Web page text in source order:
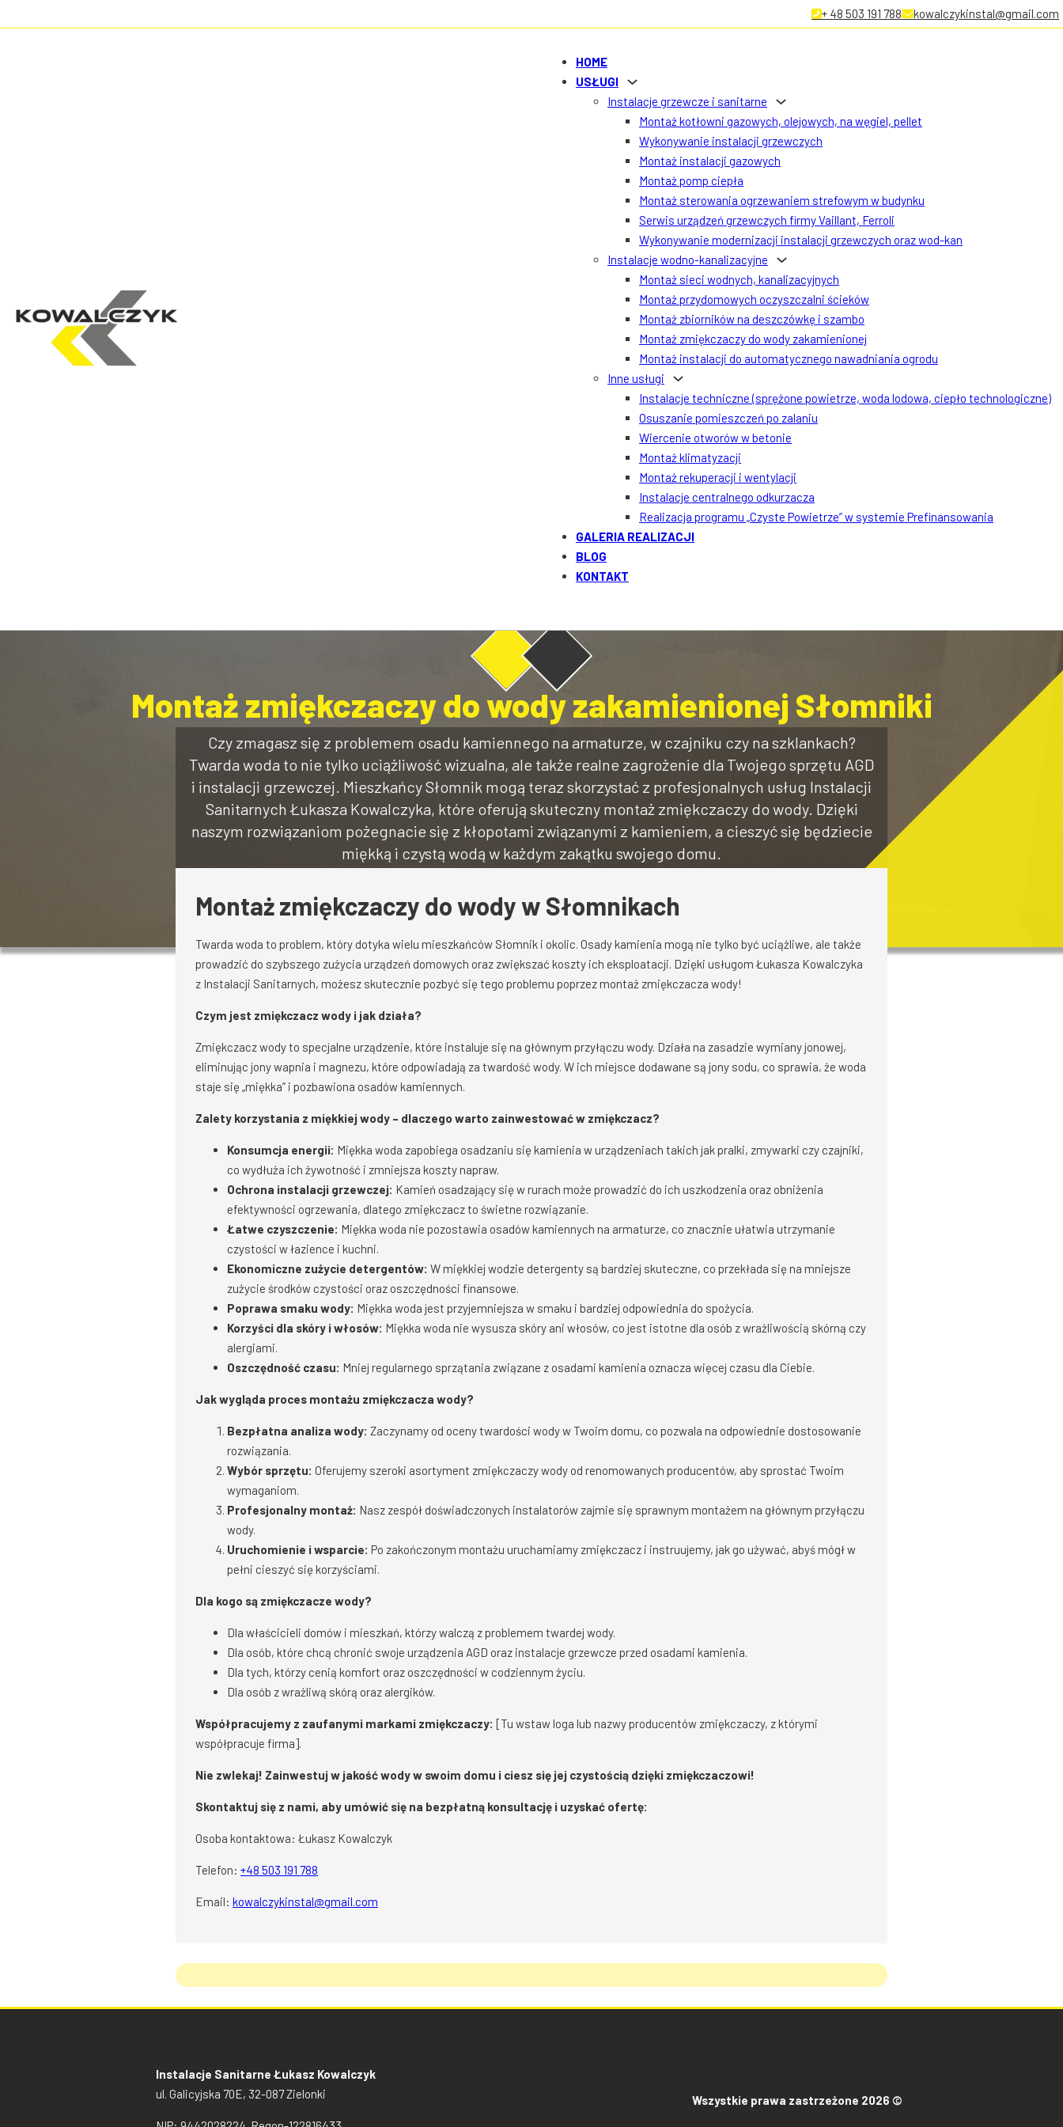
+ 48 503 191 788 kowalczykinstal@gmail.com
HOME
USŁUGI
Instalacje grzewcze i sanitarne
Montaż kotłowni gazowych, olejowych, na węgiel, pellet
Wykonywanie instalacji grzewczych
Montaż instalacji gazowych
Montaż pomp ciepła
Montaż sterowania ogrzewaniem strefowym w budynku
Serwis urządzeń grzewczych firmy Vaillant, Ferroli
Wykonywanie modernizacji instalacji grzewczych oraz wod-kan
Instalacje wodno-kanalizacyjne
Montaż sieci wodnych, kanalizacyjnych
Montaż przydomowych oczyszczalni ścieków
Montaż zbiorników na deszczówkę i szambo
Montaż zmiękczaczy do wody zakamienionej
Montaż instalacji do automatycznego nawadniania ogrodu
Inne usługi
Instalacje techniczne (sprężone powietrze, woda lodowa, ciepło technologiczne)
Osuszanie pomieszczeń po zalaniu
Wiercenie otworów w betonie
Montaż klimatyzacji
Montaż rekuperacji i wentylacji
Instalacje centralnego odkurzacza
Realizacja programu „Czyste Powietrze” w systemie Prefinansowania
GALERIA REALIZACJI
BLOG
KONTAKT
Montaż zmiękczaczy do wody zakamienionej Słomniki
Czy zmagasz się z problemem osadu kamiennego na armaturze, w czajniku czy na szklankach?
Twarda woda to nie tylko uciążliwość wizualna, ale także realne zagrożenie dla Twojego sprzętu AGD
i instalacji grzewczej. Mieszkańcy Słomnik mogą teraz skorzystać z profesjonalnych usług Instalacji
Sanitarnych Łukasza Kowalczyka, które oferują skuteczny montaż zmiękczaczy do wody. Dzięki
naszym rozwiązaniom pożegnacie się z kłopotami związanymi z kamieniem, a cieszyć się będziecie
miękką i czystą wodą w każdym zakątku swojego domu.
Montaż zmiękczaczy do wody w Słomnikach
Twarda woda to problem, który dotyka wielu mieszkańców Słomnik i okolic. Osady kamienia mogą nie tylko być uciążliwe, ale także
prowadzić do szybszego zużycia urządzeń domowych oraz zwiększać koszty ich eksploatacji. Dzięki usługom Łukasza Kowalczyka
z Instalacji Sanitarnych, możesz skutecznie pozbyć się tego problemu poprzez montaż zmiękczacza wody!
Czym jest zmiękczacz wody i jak działa?
Zmiękczacz wody to specjalne urządzenie, które instaluje się na głównym przyłączu wody. Działa na zasadzie wymiany jonowej,
eliminując jony wapnia i magnezu, które odpowiadają za twardość wody. W ich miejsce dodawane są jony sodu, co sprawia, że woda
staje się „miękka” i pozbawiona osadów kamiennych.
Zalety korzystania z miękkiej wody – dlaczego warto zainwestować w zmiękczacz?
Konsumcja energii: Miękka woda zapobiega osadzaniu się kamienia w urządzeniach takich jak pralki, zmywarki czy czajniki,
co wydłuża ich żywotność i zmniejsza koszty napraw.
Ochrona instalacji grzewczej: Kamień osadzający się w rurach może prowadzić do ich uszkodzenia oraz obniżenia
efektywności ogrzewania, dlatego zmiękczacz to świetne rozwiązanie.
Łatwe czyszczenie: Miękka woda nie pozostawia osadów kamiennych na armaturze, co znacznie ułatwia utrzymanie
czystości w łazience i kuchni.
Ekonomiczne zużycie detergentów: W miękkiej wodzie detergenty są bardziej skuteczne, co przekłada się na mniejsze
zużycie środków czystości oraz oszczędności finansowe.
Poprawa smaku wody: Miękka woda jest przyjemniejsza w smaku i bardziej odpowiednia do spożycia.
Korzyści dla skóry i włosów: Miękka woda nie wysusza skóry ani włosów, co jest istotne dla osób z wrażliwością skórną czy
alergiami.
Oszczędność czasu: Mniej regularnego sprzątania związane z osadami kamienia oznacza więcej czasu dla Ciebie.
Jak wygląda proces montażu zmiękczacza wody?
Bezpłatna analiza wody: Zaczynamy od oceny twardości wody w Twoim domu, co pozwala na odpowiednie dostosowanie
rozwiązania.
Wybór sprzętu: Oferujemy szeroki asortyment zmiękczaczy wody od renomowanych producentów, aby sprostać Twoim
wymaganiom.
Profesjonalny montaż: Nasz zespół doświadczonych instalatorów zajmie się sprawnym montażem na głównym przyłączu
wody.
Uruchomienie i wsparcie: Po zakończonym montażu uruchamiamy zmiękczacz i instruujemy, jak go używać, abyś mógł w
pełni cieszyć się korzyściami.
Dla kogo są zmiękczacze wody?
Dla właścicieli domów i mieszkań, którzy walczą z problemem twardej wody.
Dla osób, które chcą chronić swoje urządzenia AGD oraz instalacje grzewcze przed osadami kamienia.
Dla tych, którzy cenią komfort oraz oszczędności w codziennym życiu.
Dla osób z wrażliwą skórą oraz alergików.
Współpracujemy z zaufanymi markami zmiękczaczy: [Tu wstaw loga lub nazwy producentów zmiękczaczy, z którymi
współpracuje firma].
Nie zwlekaj! Zainwestuj w jakość wody w swoim domu i ciesz się jej czystością dzięki zmiękczaczowi!
Skontaktuj się z nami, aby umówić się na bezpłatną konsultację i uzyskać ofertę:
Osoba kontaktowa: Łukasz Kowalczyk
Telefon: +48 503 191 788
Email: kowalczykinstal@gmail.com
Instalacje Sanitarne Łukasz Kowalczyk
ul. Galicyjska 70E, 32-087 Zielonki
Wszystkie prawa zastrzeżone 2026 ©